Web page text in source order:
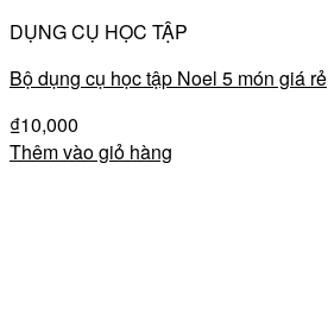
DỤNG CỤ HỌC TẬP
Bộ dụng cụ học tập Noel 5 món giá rẻ
₫10,000
Thêm vào giỏ hàng